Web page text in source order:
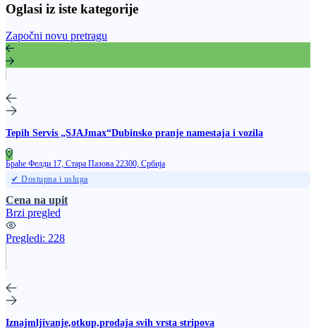
Oglasi iz iste kategorije
Započni novu pretragu
Tepih Servis „SJAJmax“Dubinsko pranje namestaja i vozila
Браће Фелди 17, Стара Пазова 22300, Србија
✔ Dostupna i usluga
Cena na upit
Brzi pregled
Pregledi: 228
Iznajmljivanje,otkup,prodaja svih vrsta stripova